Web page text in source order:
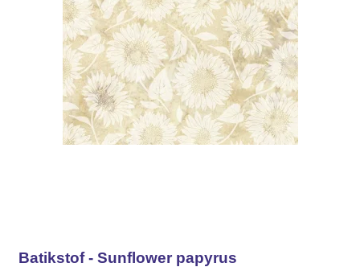
Batikstof - Sunflower papyrus